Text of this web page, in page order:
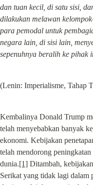
dan tuan kecil, di satu sisi,
dilakukan melawan
para pemodal untuk
negara lain, di sisi lain,
sepenuhnya beralih ke pihak
(Lenin: Imperialisme, Tahap
Kembalinya Donald Trump
telah menyebabkan banyak
ekonomi. Kebijakan
telah mendorong
dunia.[1] Ditambah,
Serikat yang tidak lagi dalam